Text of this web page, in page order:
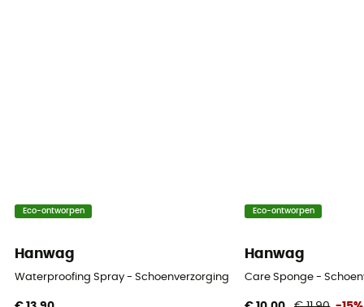
Eco-ontworpen
Hanwag
Waterproofing Spray - Schoenverzorging
Eco-ontworpen
Hanwag
Care Sponge -